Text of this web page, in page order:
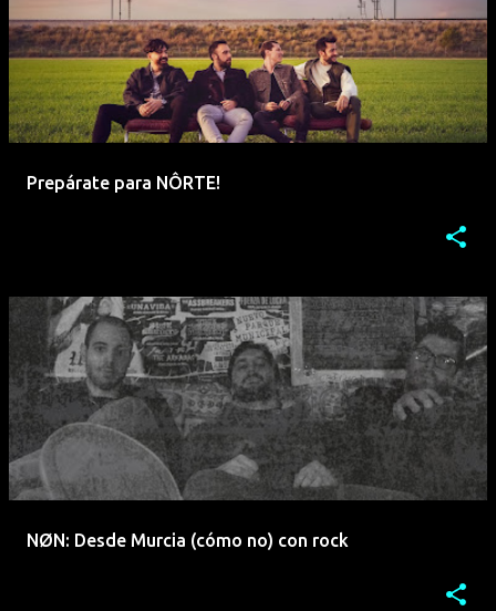
Prepárate para NÔRTE!
NØN: Desde Murcia (cómo no) con rock